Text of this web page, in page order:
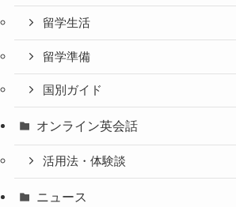
留学生活
留学準備
国別ガイド
オンライン英会話
活用法・体験談
ニュース